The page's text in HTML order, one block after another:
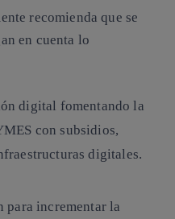
recomienda que se
en cuenta lo
digital fomentando la
con subsidios,
digitales.
incrementar la